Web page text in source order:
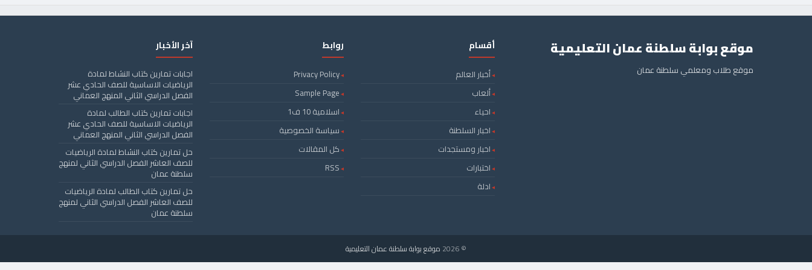
موقع بوابة سلطنة عمان التعليمية
موقع طلاب ومعلمي سلطنة عمان
أقسام
أخبار العالم
ألعاب
احياء
اخبار السلطنة
اخبار ومستجدات
اختبارات
ادلة
روابط
Privacy Policy
Sample Page
اسلامية 10 ف1
سياسة الخصوصية
كل المقالات
RSS
آخر الأخبار
اجابات تمارين كتاب النشاط لمادة
الرياضيات الاساسية للصف الحادي عشر
الفصل الدراسي الثاني المنهج العماني
اجابات تمارين كتاب الطالب لمادة
الرياضيات الاساسية للصف الحادي عشر
الفصل الدراسي الثاني المنهج العماني
حل تمارين كتاب النشاط لمادة الرياضيات
للصف العاشر الفصل الدراسي الثاني لمنهج
سلطنة عمان
حل تمارين كتاب الطالب لمادة الرياضيات
للصف العاشر الفصل الدراسي الثاني لمنهج
سلطنة عمان
© 2026 موقع بوابة سلطنة عمان التعليمية